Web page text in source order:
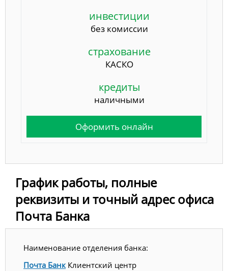
инвестиции
без комиссии
страхование
КАСКО
кредиты
наличными
Оформить онлайн
График работы, полные
реквизиты и точный адрес офиса
Почта Банка
Наименование отделения банка:
Почта БанкКлиентский центр